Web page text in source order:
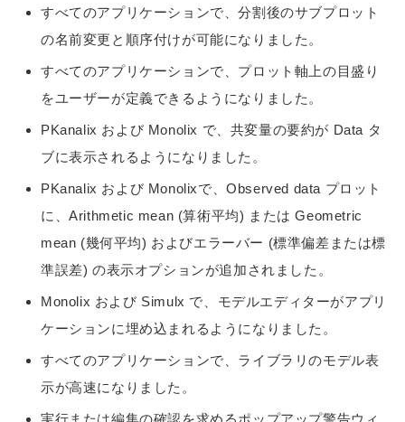
すべてのアプリケーションで、分割後のサブプロット
の名前変更と順序付けが可能になりました。
すべてのアプリケーションで、プロット軸上の目盛り
をユーザーが定義できるようになりました。
PKanalix および Monolix で、共変量の要約が Data タ
ブに表示されるようになりました。
PKanalix および Monolixで、Observed data プロット
に、Arithmetic mean (算術平均) または Geometric
mean (幾何平均) およびエラーバー (標準偏差または標
準誤差) の表示オプションが追加されました。
Monolix および Simulx で、モデルエディターがアプリ
ケーションに埋め込まれるようになりました。
すべてのアプリケーションで、ライブラリのモデル表
示が高速になりました。